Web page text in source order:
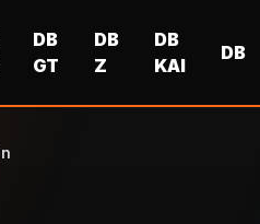
DB
GT
DB
Z
DB
KAI
DB